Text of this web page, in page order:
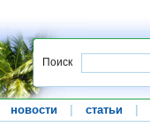
Поиск
новости статьи